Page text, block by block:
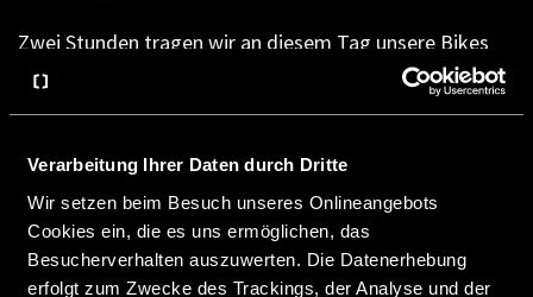
Verarbeitung Ihrer Daten durch Dritte
Wir setzen beim Besuch unseres Onlineangebots
Cookies ein, die es uns ermöglichen, das
Besucherverhalten auszuwerten. Die Datenerhebung
erfolgt zum Zwecke des Trackings, der Analyse und der
Zwei Stunden tragen wir an diesem Tag unsere Bikes
über einen Wanderweg – um sie anschließend einen
absturzgefährdeten steilen Berghang hinunterzutragen.
Außer drei Ziegenhirten ist diesen Pfad in den
Steile Wiesenhänge, dichte Dornbüsche, riesige
Spinnennester – komplett dehydriert und am ganzen